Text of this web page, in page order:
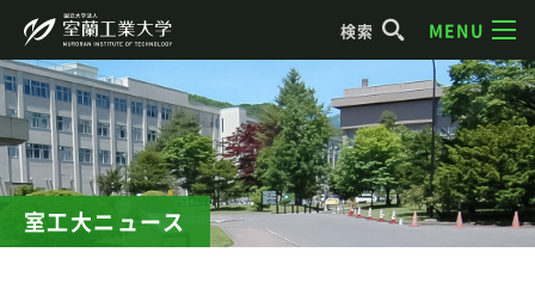
検索 MENU
室工大ニュース